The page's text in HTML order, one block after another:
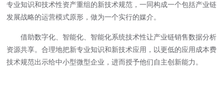
专业知识和技术性资产重组的新技术规范，一同构成一个包括产业链
发展战略的运营模式原形，做为一个实行的媒介。
借助数字化、智能化、智能化系统技术性让产业链销售数据分析
资源共享。合理地把新专业知识和新技术应用，以更低的应用成本费
技术规范出示给中小型微型企业，进而授予他们自主创新能力。